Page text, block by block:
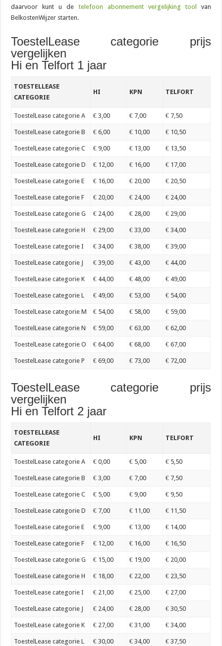
daarvoor kunt u de telefoon abonnement vergelijking tool
van
BelkostenWijzer starten.
ToestelLease categorie prijs
vergelijken
Hi en Telfort 1 jaar
TOESTELLEASE
CATEGORIE
HI KPN TELFORT
ToestelLease categorie A € 3,00 € 7,00 € 7,50
ToestelLease categorie B € 6,00 € 10,00 € 10,50
ToestelLease categorie C € 9,00 € 13,00 € 13,50
ToestelLease categorie D € 12,00 € 16,00 € 17,00
ToestelLease categorie E € 16,00 € 20,00 € 20,50
ToestelLease categorie F € 20,00 € 24,00 € 24,00
ToestelLease categorie G € 24,00 € 28,00 € 29,00
ToestelLease categorie H € 29,00 € 33,00 € 34,00
ToestelLease categorie I € 34,00 € 38,00 € 39,00
ToestelLease categorie J € 39,00 € 43,00 € 44,00
ToestelLease categorie K € 44,00 € 48,00 € 49,00
ToestelLease categorie L € 49,00 € 53,00 € 54,00
ToestelLease categorie M € 54,00 € 58,00 € 59,00
ToestelLease categorie N € 59,00 € 63,00 € 62,00
ToestelLease categorie O € 64,00 € 68,00 € 67,00
ToestelLease categorie P € 69,00 € 73,00 € 72,00
ToestelLease categorie prijs
vergelijken
Hi en Telfort 2 jaar
TOESTELLEASE
CATEGORIE
HI KPN TELFORT
ToestelLease categorie A € 0,00 € 5,00 € 5,50
ToestelLease categorie B € 3,00 € 7,00 € 7,50
ToestelLease categorie C € 5,00 € 9,00 € 9,50
ToestelLease categorie D € 7,00 € 11,00 € 11,50
ToestelLease categorie E € 9,00 € 13,00 € 14,00
ToestelLease categorie F € 12,00 € 16,00 € 16,50
ToestelLease categorie G € 15,00 € 19,00 € 20,00
ToestelLease categorie H € 18,00 € 22,00 € 23,50
ToestelLease categorie I € 21,00 € 25,00 € 27,00
ToestelLease categorie J € 24,00 € 28,00 € 30,50
ToestelLease categorie K € 27,00 € 31,00 € 34,00
ToestelLease categorie L € 30,00 € 34,00 € 37,50